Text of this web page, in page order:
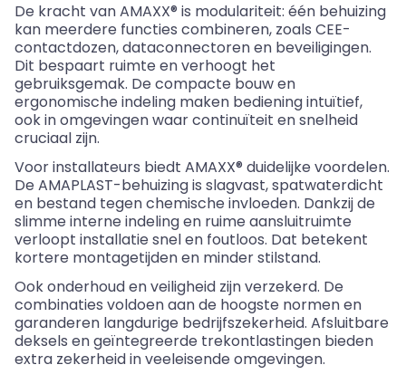
De kracht van AMAXX® is modulariteit: één behuizing
kan meerdere functies combineren, zoals CEE-
contactdozen, dataconnectoren en beveiligingen.
Dit bespaart ruimte en verhoogt het
gebruiksgemak. De compacte bouw en
ergonomische indeling maken bediening intuïtief,
ook in omgevingen waar continuïteit en snelheid
cruciaal zijn.
Voor installateurs biedt AMAXX® duidelijke voordelen.
De AMAPLAST-behuizing is slagvast, spatwaterdicht
en bestand tegen chemische invloeden. Dankzij de
slimme interne indeling en ruime aansluitruimte
verloopt installatie snel en foutloos. Dat betekent
kortere montagetijden en minder stilstand.
Ook onderhoud en veiligheid zijn verzekerd. De
combinaties voldoen aan de hoogste normen en
garanderen langdurige bedrijfszekerheid. Afsluitbare
deksels en geïntegreerde trekontlastingen bieden
extra zekerheid in veeleisende omgevingen.